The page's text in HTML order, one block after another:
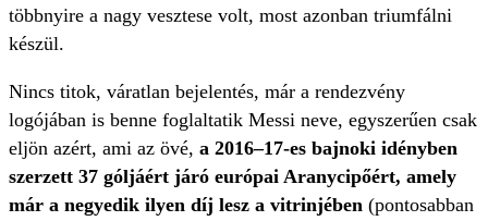
többnyire a nagy vesztese volt, most azonban triumfálni
készül.
Nincs titok, váratlan bejelentés, már a rendezvény
logójában is benne foglaltatik Messi neve, egyszerűen csak
eljön azért, ami az övé, a 2016–17-es bajnoki idényben
szerzett 37 góljáért járó európai Aranycipőért, amely
már a negyedik ilyen díj lesz a vitrinjében (pontosabban